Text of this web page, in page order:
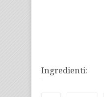
Ingredienti: